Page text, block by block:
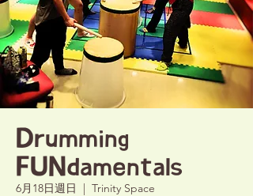
Drumming
FUNdamentals
6月18日週日
  |
Trinity Space